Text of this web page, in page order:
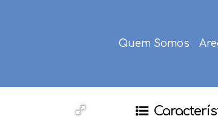
Quem Somos